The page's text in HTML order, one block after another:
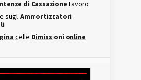
di Cassazione Lavoro
sugli Ammortizzatori
delle Dimissioni online